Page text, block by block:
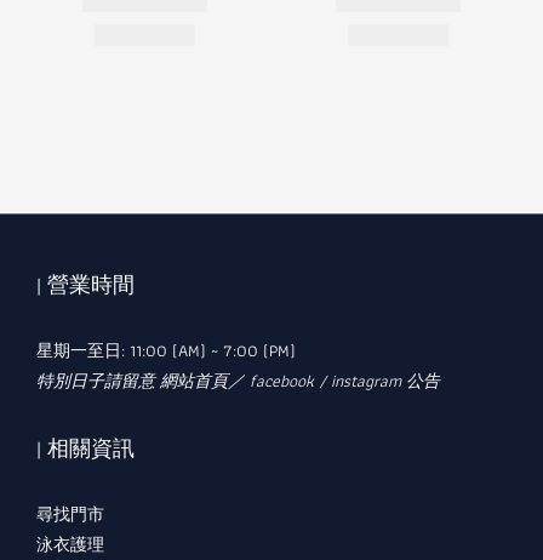
| 營業時間
星期一至日: 11:00 (AM) ~ 7:00 (PM)
特別日子請留意 網站首頁／ facebook / instagram 公告
| 相關資訊
尋找門市
泳衣護理